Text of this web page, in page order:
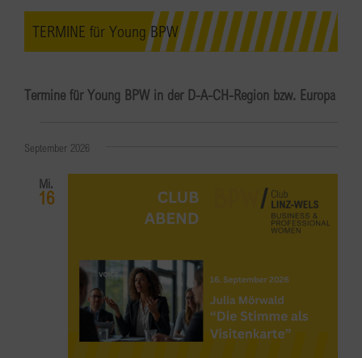
TERMINE für Young BPW
Termine für Young BPW in der D-A-CH-Region bzw. Europa
Veranstaltungen
September 2026
Mi.
16